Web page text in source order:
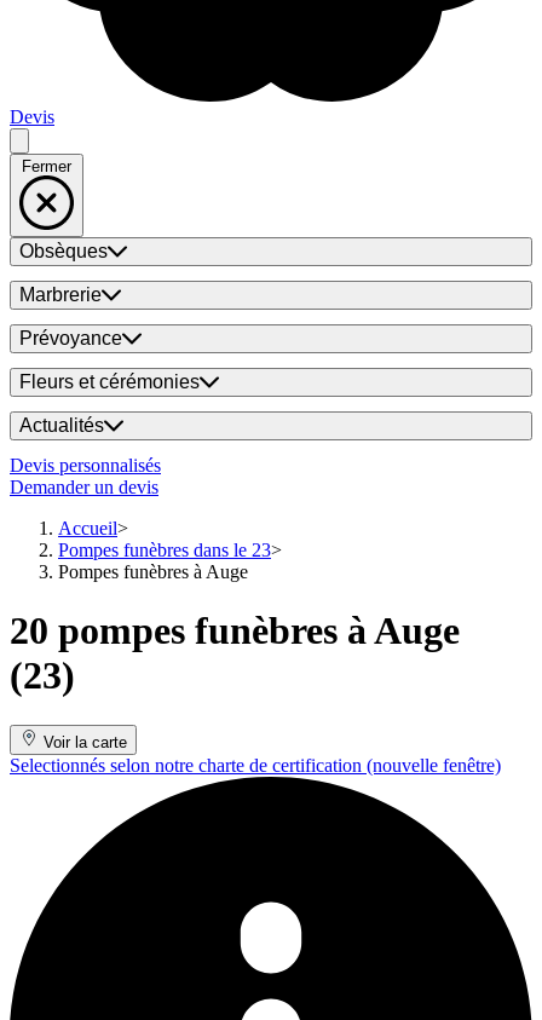
Devis
Fermer
Obsèques
Marbrerie
Prévoyance
Fleurs et cérémonies
Actualités
Devis personnalisés
Demander un devis
Accueil
Pompes funèbres dans le 23
Pompes funèbres à Auge
20 pompes funèbres à Auge
(23)
Voir la carte
Selectionnés selon notre charte de certification (nouvelle fenêtre)